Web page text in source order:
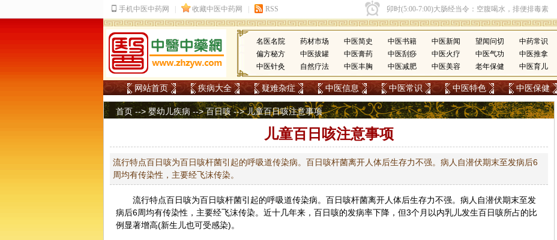
名医名院 药材市场 中医简史 中医书籍 中医新闻 望闻问切 中药常识
偏方秘方
中医拔罐 中医膏药 中医刮痧 中医火疗 中医气功 中医推拿
中医针灸
自然疗法 中医丰胸 中医减肥 中医美容 老年保健 中医育儿
网站首页 疾病大全 疑难杂症 中医信息 中医常识 中医特色 中医保健
首页 -->婴幼儿疾病-->百日咳--> 儿童百日咳注意事项
儿童百日咳注意事项
流行特点百日咳为百日咳杆菌引起的呼吸道传染病。百日咳杆菌离开人体后生存力不强。病人自潜伏期末至发病后6
周均有传染性，主要经飞沫传染。
流行特点百日咳为百日咳杆菌引起的呼吸道传染病。百日咳杆菌离开人体后生存力不强。病人自潜伏期末至发
病后6周均有传染性，主要经飞沫传染。近十几年来，百日咳的发病率下降，但3个月以内乳儿发生百日咳所占的比
例显著增高(新生儿也可受感染)。